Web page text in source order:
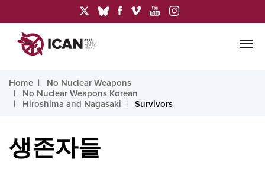
Home
No Nuclear Weapons
No Nuclear Weapons Korean
Hiroshima and Nagasaki
Survivors
생존자들